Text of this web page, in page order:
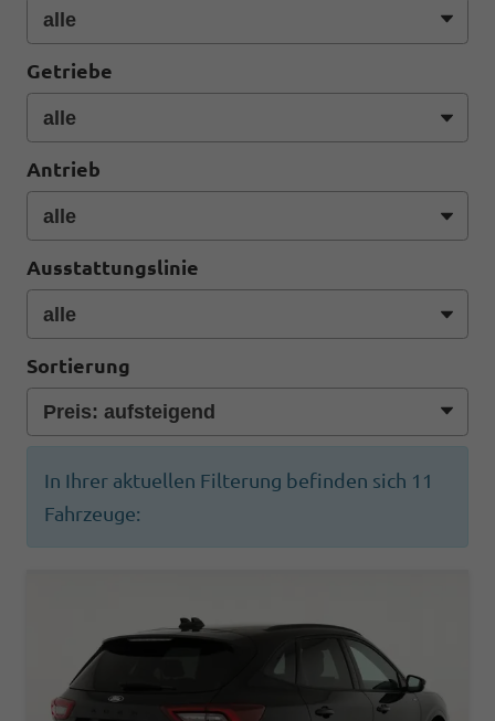
Getriebe
Antrieb
Ausstattungslinie
Sortierung
In Ihrer aktuellen Filterung befinden sich 11
Fahrzeuge: